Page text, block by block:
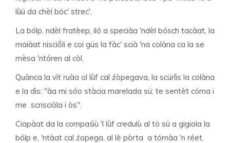
lǜü da chèl böc' strec'.
La bólp, ndèl fratèep, iló a speciàa 'ndèl bósch tacàat, la
maiàat nisciṍli e coi güs la fàc' scià 'na colàna ca la se
mèsa 'ntóren al còl.
Quànca la vìt ruàa ol lǜf cal źòpegava, la scürlìs la colàna
e la dìs: "àa mi sóo stàcia marelada sü; te sentèt cóma i
me scrisciöla i òs".
Ciapàat da la compaśiù 'l lǜf credulù al tö sü a gigiola la
bólp e, 'ntàat cal źopega, al lè pòrta a tórnàa 'n réet.